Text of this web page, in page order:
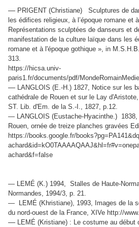
— PRIGENT (Christiane) Sculptures de
les édifices religieux, à l’époque romane et
Représentations sculptées de danseurs et
manifestation de la culture laïque dans les
romane et à l'époque gothique », in
313.
https://hicsa.univ-
paris1.fr/documents/pdf/
— LANGLOIS (E.-H.) 1827, Notice sur les
cathédrale de Rouen et sur le Lay
ST. Lib. d'Em. de la S.-I., 1827, p.12.
— LANGLOIS (Eustache-Hyacinthe.) 1838,
Rouen, ornée de treize planches gravées
https://books.google.fr/
achard&f=false
— LEMÉ (K.) 1994, Stalles de Haute-
Normandes, 1994/3, p. 21.
— LEMÉ (Khristiane), 1993, Images de la
du nord-ouest de la France, XIVe http://
— LEMÉ (Kristiane) : Le costume au début